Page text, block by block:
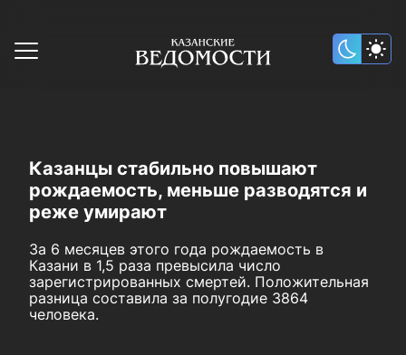
Казанцы стабильно повышают
рождаемость, меньше разводятся и
реже умирают
За 6 месяцев этого года рождаемость в
Казани в 1,5 раза превысила число
зарегистрированных смертей. Положительная
разница составила за полугодие 3864
человека.